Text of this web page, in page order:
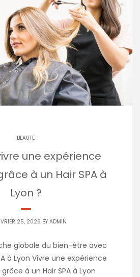
BEAUTÉ
une expérience
à un Hair SPA à
Lyon ?
25, 2026 BY ADMIN
globale du bien-être avec
à Lyon Vivre une expérience
à un Hair SPA à Lyon